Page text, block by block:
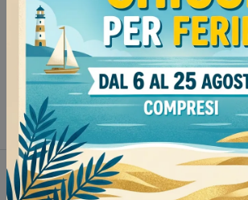
Armadi Colombini Casa Pavia
Armadi Colombini Casa Voghera
Armadi Colombini Casa Vigevano
Armadi Colombini Casa Mortara
Non perderti